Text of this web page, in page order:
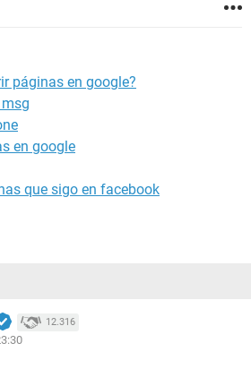
páginas en google?
en google
que sigo en facebook
12.316